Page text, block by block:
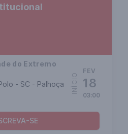
do Extremo
- SC - Palhoça
INÍCIO
FEV
18
03:00
SE